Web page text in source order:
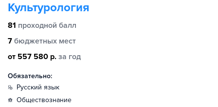
Культурология
81 проходной балл
7 бюджетных мест
от 557 580 р. за год
Обязательно:
русский язык
обществознание